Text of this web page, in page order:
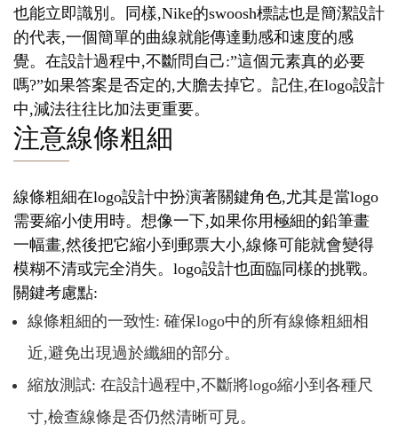
也能立即識別。同樣,Nike的swoosh標誌也是簡潔設計
的代表,一個簡單的曲線就能傳達動感和速度的感
覺。在設計過程中,不斷問自己:”這個元素真的必要
嗎?”如果答案是否定的,大膽去掉它。記住,在logo設計
中,減法往往比加法更重要。
注意線條粗細
線條粗細在logo設計中扮演著關鍵角色,尤其是當logo
需要縮小使用時。想像一下,如果你用極細的鉛筆畫
一幅畫,然後把它縮小到郵票大小,線條可能就會變得
模糊不清或完全消失。logo設計也面臨同樣的挑戰。
關鍵考慮點:
線條粗細的一致性: 確保logo中的所有線條粗細相
近,避免出現過於纖細的部分。
縮放測試: 在設計過程中,不斷將logo縮小到各種尺
寸,檢查線條是否仍然清晰可見。